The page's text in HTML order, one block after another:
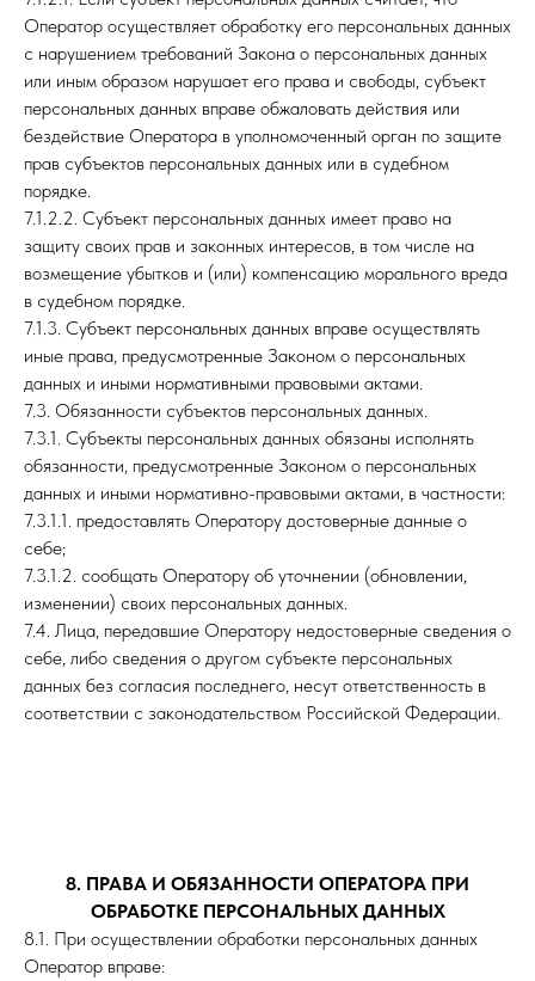
Оператор осуществляет обработку его персональных данных
с нарушением требований Закона о персональных данных
или иным образом нарушает его права и свободы, субъект
персональных данных вправе обжаловать действия или
бездействие Оператора в уполномоченный орган по защите
прав субъектов персональных данных или в судебном
порядке.
7.1.2.2. Субъект персональных данных имеет право на
защиту своих прав и законных интересов, в том числе на
возмещение убытков и (или) компенсацию морального вреда
в судебном порядке.
7.1.3. Субъект персональных данных вправе осуществлять
иные права, предусмотренные Законом о персональных
данных и иными нормативными правовыми актами.
7.3. Обязанности субъектов персональных данных.
7.3.1. Субъекты персональных данных обязаны исполнять
обязанности, предусмотренные Законом о персональных
данных и иными нормативно-правовыми актами, в частности:
7.3.1.1. предоставлять Оператору достоверные данные о
себе;
7.3.1.2. сообщать Оператору об уточнении (обновлении,
изменении) своих персональных данных.
7.4. Лица, передавшие Оператору недостоверные сведения о
себе, либо сведения о другом субъекте персональных
данных без согласия последнего, несут ответственность в
соответствии с законодательством Российской Федерации.
8. ПРАВА И ОБЯЗАННОСТИ ОПЕРАТОРА ПРИ
ОБРАБОТКЕ ПЕРСОНАЛЬНЫХ ДАННЫХ
8.1. При осуществлении обработки персональных данных
Оператор вправе: